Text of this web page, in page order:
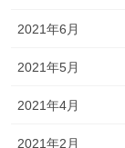
2021年6月
2021年5月
2021年4月
2021年2月